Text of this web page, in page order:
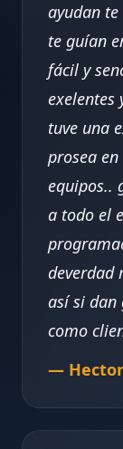
ayudan
te guían
fácil y
exelentes
tuve una
prosea
equipos..
a todo el
deverdad
así si dan
como
— Hector